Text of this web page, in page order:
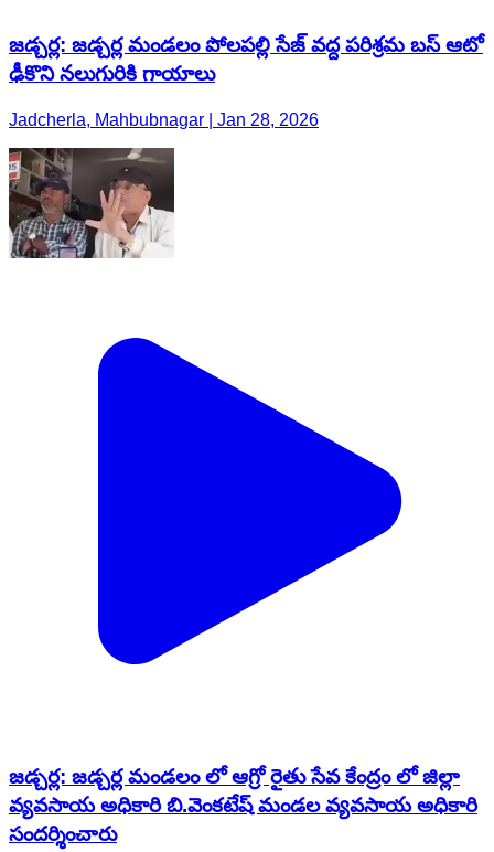
జడ్చర్ల: జడ్చర్ల మండలం పోలపల్లి సేజ్ వద్ద పరిశ్రమ బస్ ఆటో
ఢీకొని నలుగురికి గాయాలు
Jadcherla, Mahbubnagar | Jan 28, 2026
జడ్చర్ల: జడ్చర్ల మండలం లో ఆగ్రో రైతు సేవ కేంద్రం లో జిల్లా
వ్యవసాయ అధికారి బి.వెంకటేష్ మండల వ్యవసాయ అధికారి
సందర్శించారు